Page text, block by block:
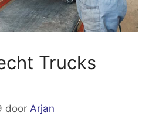
Trucks
door Arjan